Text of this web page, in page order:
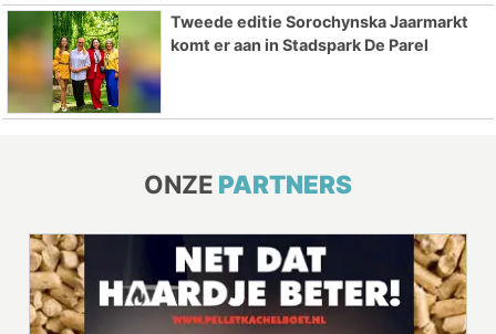
Tweede editie Sorochynska Jaarmarkt
komt er aan in Stadspark De Parel
ONZE PARTNERS